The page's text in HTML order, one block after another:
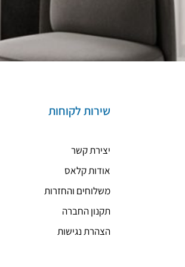
שירות לקוחות
יצירת קשר
אודות קלאס
משלוחים והחזרות
תקנון החברה
הצהרת נגישות